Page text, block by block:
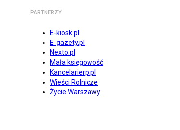
PARTNERZY
E-kiosk.pl
E-gazety.pl
Nexto.pl
Mała księgowość
Kancelarierp.pl
Wieści Rolnicze
Życie Warszawy